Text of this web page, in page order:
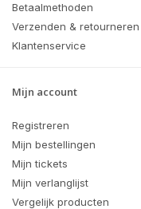
Betaalmethoden
Verzenden & retourneren
Klantenservice
Mijn account
Registreren
Mijn bestellingen
Mijn tickets
Mijn verlanglijst
Vergelijk producten